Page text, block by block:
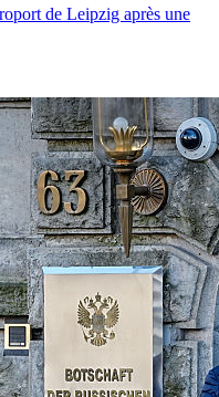
de Leipzig après une